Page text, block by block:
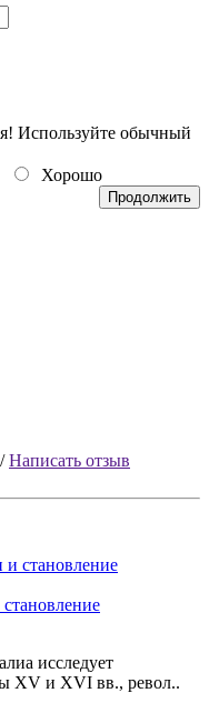
Используйте обычный
Хорошо
Продолжить
/Написать отзыв
исследует
XV и XVI вв., револ..